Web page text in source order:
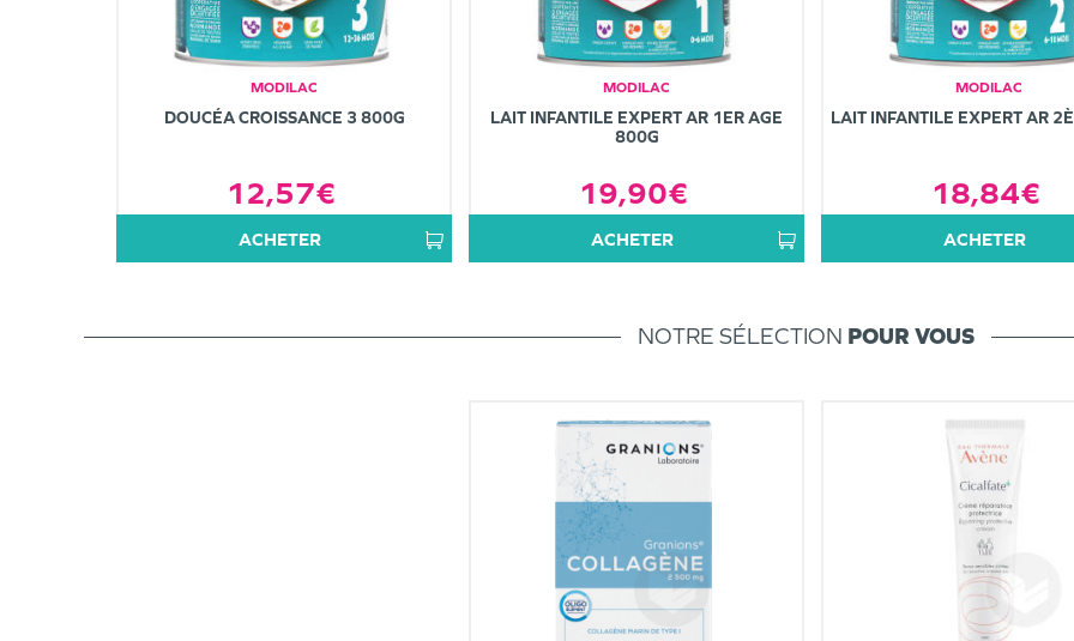
MODILAC
DOUCÉA CROISSANCE 3 800G
12,57€
ACHETER
MODILAC
LAIT INFANTILE EXPERT AR 1ER AGE
800G
19,90€
ACHETER
MODILAC
LAIT INFANTILE EXPERT AR
18,84€
ACHETER
NOTRE SÉLECTION POUR VOUS